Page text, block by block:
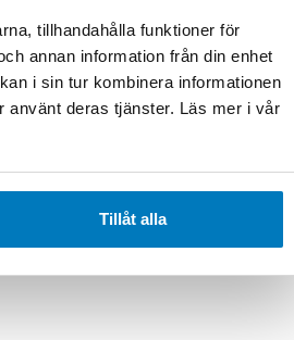
tillhandahålla funktioner för
annan information från din enhet
i sin tur kombinera informationen
använt deras tjänster. Läs mer i vår
Tillåt alla